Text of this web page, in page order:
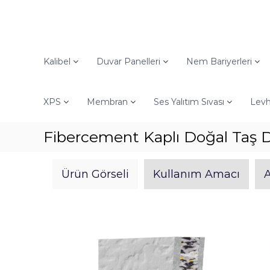
d
E
d
Kalibel Duvar Panelleri Nem Bariyerleri
XPS Membran Ses Yalıtım Sıvası
Fibercement Kaplı Doğal Taş
Ürün Görseli Kullanım Amacı